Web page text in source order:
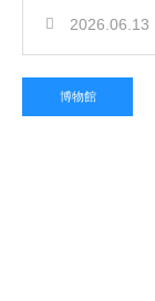
2026.06.13
博物館